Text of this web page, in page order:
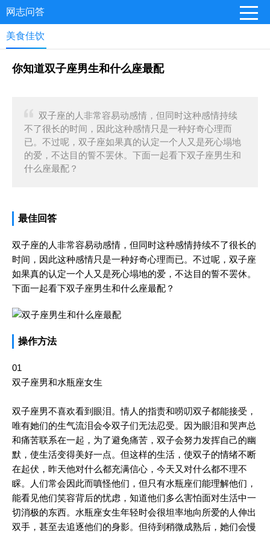
网志问答
美食佳饮
你知道双子座男生和什么座最配
双子座的人非常容易动感情，但同时这种感情持续
不了很长的时间，因此这种感情只是一种好奇心理而
已。不过呢，双子座如果真的认定一个人又是死心塌地
的爱，不达目的誓不罢休。下面一起看下双子座男生和
什么座最配？
最佳回答
双子座的人非常容易动感情，但同时这种感情持续不了很长的
时间，因此这种感情只是一种好奇心理而已。不过呢，双子座
如果真的认定一个人又是死心塌地的爱，不达目的誓不罢休。
下面一起看下双子座男生和什么座最配？
操作方法
01
双子座男和水瓶座女生
双子座男不喜欢看到眼泪。情人的指责和唠叨双子都能接受，
唯有她们的生气流泪会令双子们无法忍受。因为眼泪和哭声总
和痛苦联系在一起，为了避免痛苦，双子会努力发挥自己的幽
默，使生活变得美好一点。但这样的生活，使双子的情绪不断
在起伏，昨天他对什么都充满信心，今天又对什么都不理不
睬。人们常会因此而嗔怪他们，但只有水瓶座们能理解他们，
能看见他们笑容背后的忧虑，知道他们多么害怕面对生活中一
切消极的东西。水瓶座女生年轻时会很坦率地向所爱的人伸出
双手，甚至去追逐他们的身影。但待到稍微成熟后，她们会慢